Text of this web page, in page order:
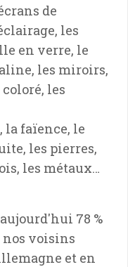
de
les
en verre, le
les miroirs,
les
la faïence, le
les pierres,
les métaux…
78 %
nos voisins
et en